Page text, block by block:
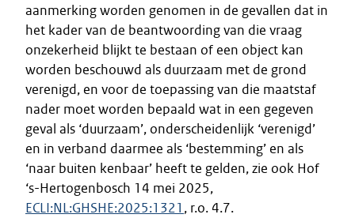
aanmerking worden genomen in de gevallen dat in
het kader van de beantwoording van die vraag
onzekerheid blijkt te bestaan of een object kan
worden beschouwd als duurzaam met de grond
verenigd, en voor de toepassing van die maatstaf
nader moet worden bepaald wat in een gegeven
geval als ‘duurzaam’, onderscheidenlijk ‘verenigd’
en in verband daarmee als ‘bestemming’ en als
‘naar buiten kenbaar’ heeft te gelden, zie ook Hof
‘s-Hertogenbosch 14 mei 2025,
ECLI:NL:GHSHE:2025:1321 , r.o. 4.7.